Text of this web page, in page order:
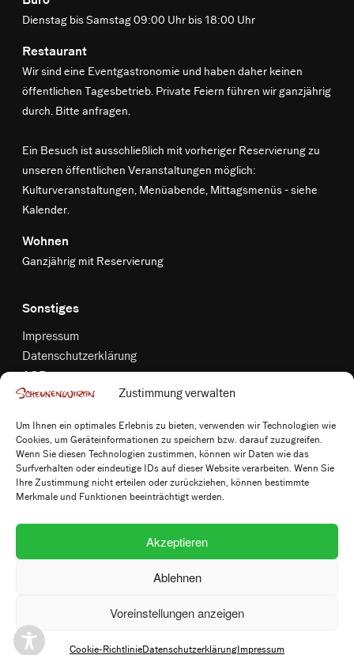
Zustimmung verwalten
Um Ihnen ein optimales Erlebnis zu bieten, verwenden wir Technologien wie
Cookies, um Geräteinformationen zu speichern bzw. darauf zuzugreifen.
Wenn Sie diesen Technologien zustimmen, können wir Daten wie das
Surfverhalten oder eindeutige IDs auf dieser Website verarbeiten. Wenn Sie
Ihre Zustimmung nicht erteilen oder zurückziehen, können bestimmte
Merkmale und Funktionen beeinträchtigt werden.
Akzeptieren
Ablehnen
Voreinstellungen anzeigen
Cookie-RichtlinieDatenschutzerklärung Impressum
Dienstag bis Samstag 09:00 Uhr bis 18:00 Uhr
Restaurant
Wir sind eine Eventgastronomie und haben daher keinen
öffentlichen Tagesbetrieb. Private Feiern führen wir ganzjährig
durch. Bitte anfragen.
Ein Besuch ist ausschließlich mit vorheriger Reservierung zu
unseren öffentlichen Veranstaltungen möglich:
Kulturveranstaltungen, Menüabende, Mittagsmenüs -siehe
Kalender.
Wohnen
Ganzjährig mit Reservierung
Sonstiges
Impressum
Datenschutzerklärung
AGB
Widerrufsbelehrung
Bildnachweis
Cookie-Richtlinie (EU)
Vertrag widerrufen
Follow us